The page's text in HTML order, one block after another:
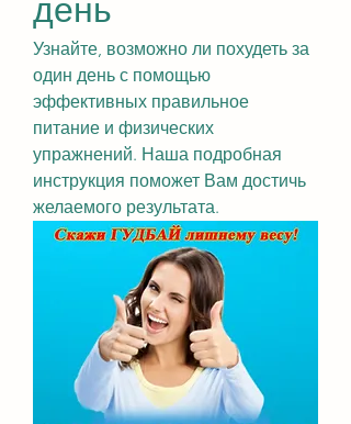
день
Узнайте, возможно ли похудеть за
один день с помощью
эффективных правильное
питание и физических
упражнений. Наша подробная
инструкция поможет Вам достичь
желаемого результата.